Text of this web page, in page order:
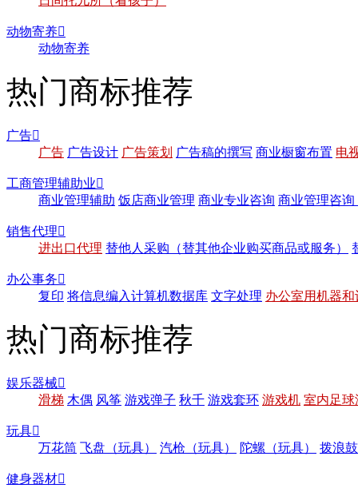
动物寄养
动物寄养
热门商标推荐
广告
广告 广告设计 广告策划 广告稿的撰写 商业橱窗布置 电
工商管理辅助业
商业管理辅助 饭店商业管理 商业专业咨询 商业管理咨询
销售代理
进出口代理 替他人采购（替其他企业购买商品或服务）
办公事务
复印 将信息编入计算机数据库 文字处理 办公室用机器
热门商标推荐
娱乐器械
滑梯 木偶 风筝 游戏弹子 秋千 游戏套环 游戏机 室内足球
玩具
万花筒 飞盘（玩具） 汽枪（玩具） 陀螺（玩具） 拨浪
健身器材